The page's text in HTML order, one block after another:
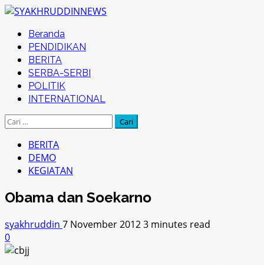
Skip
content
Primary
Menu
Beranda
PENDIDIKAN
BERITA
SERBA-SERBI
POLITIK
INTERNATIONAL
Cari
BERITA
DEMO
KEGIATAN
Obama dan Soekarno
syakhruddin 7 November 20123 minutes read
0